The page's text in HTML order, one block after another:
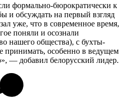
формально-бюрократически к
и обсуждать на первый взгляд
уже, что в современное время,
поняли и осознали
нашего общества), с бухты-
принимать, особенно в ведущем
— добавил белорусский лидер.